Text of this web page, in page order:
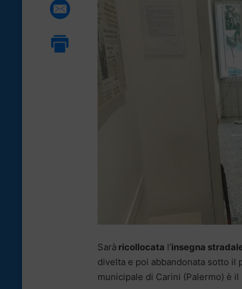
Sarà ricollocata l’insegna
divelta e poi abbandonata sotto il
municipale di Carini (Palermo) è il